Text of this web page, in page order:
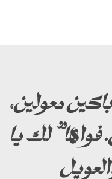
معولين،
فواها” لك يا